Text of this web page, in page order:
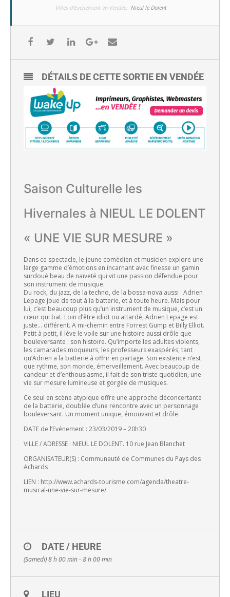
Villes d'Evénement en Vendée: Nieul le Dolent
DÉTAILS DE CETTE SORTIE EN VENDÉE
Saison Culturelle les
Hivernales à NIEUL LE DOLENT
« UNE VIE SUR MESURE »
Dans ce spectacle, le jeune comédien et musicien explore une
large gamme d’émotions en incarnant avec finesse un gamin
surdoué beau de naïveté qui vit une passion défendue pour
son instrument de musique.
Du rock, du jazz, de la techno, de la bossa-nova aussi : Adrien
Lepage joue de tout à la batterie, et à toute heure. Mais pour
lui, c’est beaucoup plus qu’un instrument de musique, c’est un
cœur qui bat. Loin d’être idiot ou attardé, Adrien Lepage est
juste… différent. A mi-chemin entre Forrest Gump et Billy Elliot.
Petit à petit, il lève le voile sur une histoire aussi drôle que
bouleversante : son histoire. Qu’importe les adultes violents,
les camarades moqueurs, les professeurs exaspérés, tant
qu’Adrien a la batterie à offrir en partage. Son existence n’est
que rythme, son monde, émerveillement. Avec beaucoup de
candeur et d’enthousiasme, il fait de son triste quotidien, une
vie sur mesure lumineuse et gorgée de musiques.
Ce seul en scène atypique offre une approche déconcertante
de la batterie, doublée d’une rencontre avec un personnage
bouleversant. Un moment unique, émouvant et drôle.
DATE de l’Evénement : 23/03/2019 – 20h30
VILLE / ADRESSE : NIEUL LE DOLENT. 10 rue Jean Blanchet
ORGANISATEUR(S) : Communauté de Communes du Pays des
Achards
LIEN : http://www.achards-tourisme.com/agenda/theatre-
musical-une-vie-sur-mesure/
DATE / HEURE
(Samedi) 8 h 00 min - 8 h 00 min
LIEU